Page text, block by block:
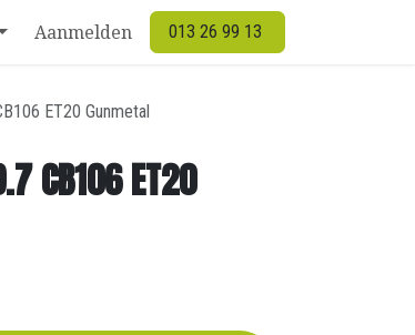
Aanmelden 013 26 99 13
ET20 Gunmetal
CB106 ET20